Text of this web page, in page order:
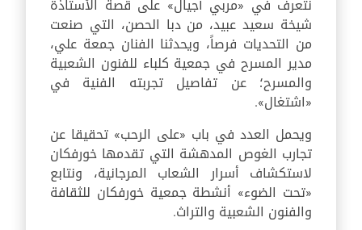
شيخة سعيد عبيد، من دبا الحصن، التي صنعت
من التحديات فرصاً، ويحدثنا الفنان جمعة علي،
مدير المسرح في جمعية كلباء للفنون الشعبية
والمسرح؛ عن تفاصيل تجربته الفنية في
«اشتغال».
ويحمل العدد في باب «على الرحب» تحقيقا عن
تجارب الغوص المدهشة التي تقدمها خورفكان
لاستكشاف أسرار الشعاب المرجانية، ونتابع
«تحت الضوء» أنشطة جمعية خورفكان للثقافة
والفنون الشعبية والتراث.